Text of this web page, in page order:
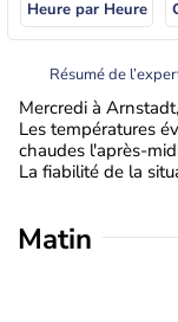
Heure par Heure
Résumé de
Mercredi à
Les températures
chaudes l'après-
La fiabilité de la
Matin